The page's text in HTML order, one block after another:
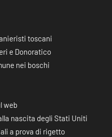
toscani
e Donoratico
nei boschi
web
nascita degli Stati Uniti
a prova di rigetto